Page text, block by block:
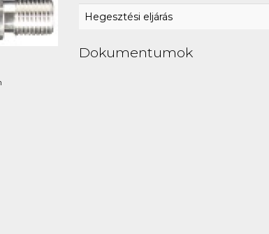
Hegesztési eljárás
Dokumentumok